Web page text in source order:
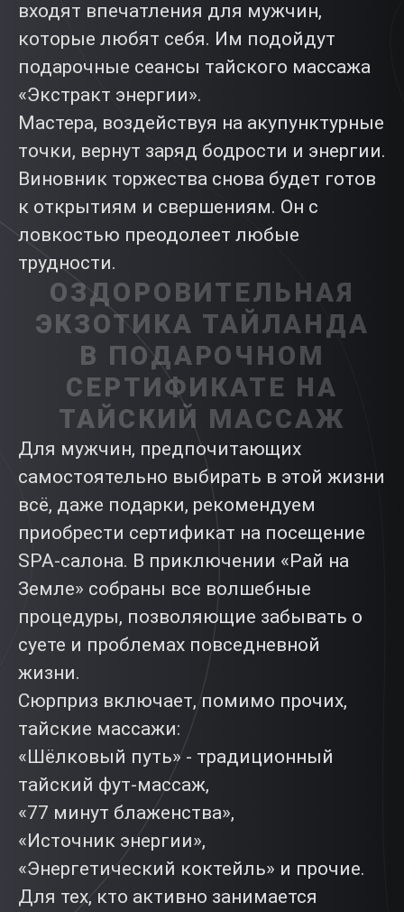
входят впечатления для мужчин,
которые любят себя. Им подойдут
подарочные сеансы тайского массажа
«Экстракт энергии».
Мастера, воздействуя на акупунктурные
точки, вернут заряд бодрости и энергии.
Виновник торжества снова будет готов
к открытиям и свершениям. Он с
ловкостью преодолеет любые
трудности.
ОЗДОРОВИТЕЛЬНАЯ
ЭКЗОТИКА ТАЙЛАНДА
В ПОДАРОЧНОМ
СЕРТИФИКАТЕ НА
ТАЙСКИЙ МАССАЖ
Для мужчин, предпочитающих
самостоятельно выбирать в этой жизни
всё, даже подарки, рекомендуем
приобрести сертификат на посещение
SPA-салона. В приключении «Рай на
Земле» собраны все волшебные
процедуры, позволяющие забывать о
суете и проблемах повседневной
жизни.
Сюрприз включает, помимо прочих,
тайские массажи:
«Шёлковый путь» - традиционный
тайский фут-массаж,
«77 минут блаженства»,
«Источник энергии»,
«Энергетический коктейль» и прочие.
Для тех, кто активно занимается